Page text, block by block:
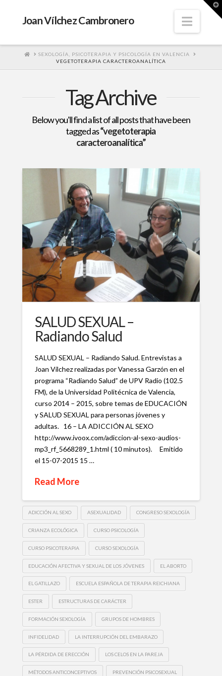
Joan Vílchez Cambronero
HOMESEXOLOGÍA, PSICOTERAPIA Y PSICOLOGÍA EN VALENCIA
VEGETOTERAPIA CARACTEROANALÍTICA
Tag Archive
Below you'll find a list of all posts that have been
tagged as“vegetoterapia
caracteroanalítica”
SALUD SEXUAL –
Radiando Salud
SALUD SEXUAL – Radiando Salud. Entrevistas a
Joan Vílchez realizadas por Vanessa Garzón en el
programa “Radiando Salud” de UPV Radio (102.5
FM), de la Universidad Politécnica de Valencia,
curso 2014 – 2015, sobre temas de EDUCACIÓN
y SALUD SEXUAL para personas jóvenes y
adultas. 16 – LA ADICCIÓN AL SEXO
http://www.ivoox.com/adiccion-al-sexo-audios-
mp3_rf_5668289_1.html ( 10 minutos). Emitido
el 15-07-2015 15 …
Read More
ADICCIÓN AL SEXO ASEXUALIDAD CONGRESO SEXOLOGÍA
CRIANZA ECOLÓGICA CURSO PSICOLOGÍA
CURSO PSICOTERAPIA CURSO SEXOLOGÍA
EDUCACIÓN AFECTIVA Y SEXUAL DE LOS JÓVENES EL ABORTO
EL GATILLAZO ESCUELA ESPAÑOLA DE TERAPIA REICHIANA
ESTER ESTRUCTURAS DE CARÁCTER
FORMACIÓN SEXOLOGÍA GRUPOS DE HOMBRES
INFIDELIDAD LA INTERRUPCIÓN DEL EMBARAZO
LA PÉRDIDA DE ERECCIÓN LOS CELOS EN LA PAREJA
MÉTODOS ANTICONCEPTIVOS PREVENCIÓN PSICOSEXUAL